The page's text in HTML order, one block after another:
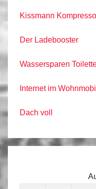
Kissmann
Der Ladebooster
Wassersparen
Internet im Wohnmobil
Dach voll